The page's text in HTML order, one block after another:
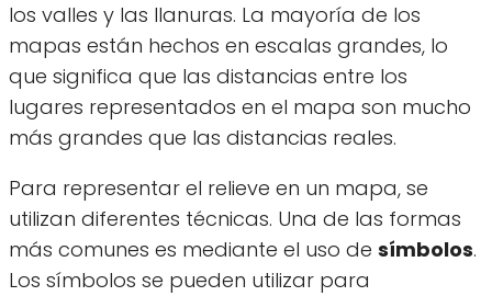
los valles y las llanuras. La mayoría de los
mapas están hechos en escalas grandes, lo
que significa que las distancias entre los
lugares representados en el mapa son mucho
más grandes que las distancias reales.
Para representar el relieve en un mapa, se
utilizan diferentes técnicas. Una de las formas
más comunes es mediante el uso de símbolos.
Los símbolos se pueden utilizar para